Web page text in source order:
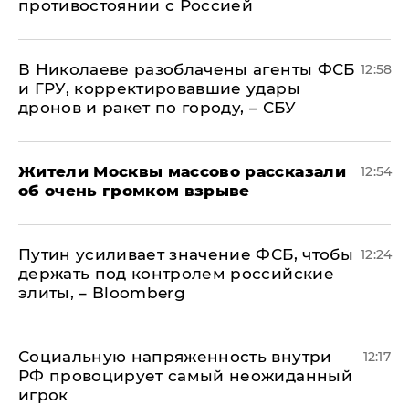
противостоянии с Россией
В Николаеве разоблачены агенты ФСБ
и ГРУ, корректировавшие удары
дронов и ракет по городу, – СБУ
12:58
Жители Москвы массово рассказали
об очень громком взрыве
12:54
Путин усиливает значение ФСБ, чтобы
держать под контролем российские
элиты, – Bloomberg
12:24
Социальную напряженность внутри
РФ провоцирует самый неожиданный
игрок
12:17